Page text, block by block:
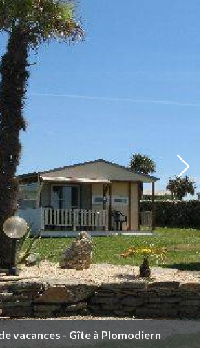
vacances - Gîte à Plomodiern